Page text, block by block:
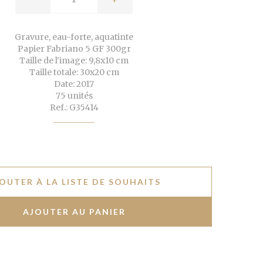
Gravure, eau-forte, aquatinte
Papier Fabriano 5 GF 300gr
Taille de l'image: 9,8x10 cm
Taille totale: 30x20 cm
Date: 2017
75 unités
Ref.: G35414
À LA LISTE DE SOUHAITS